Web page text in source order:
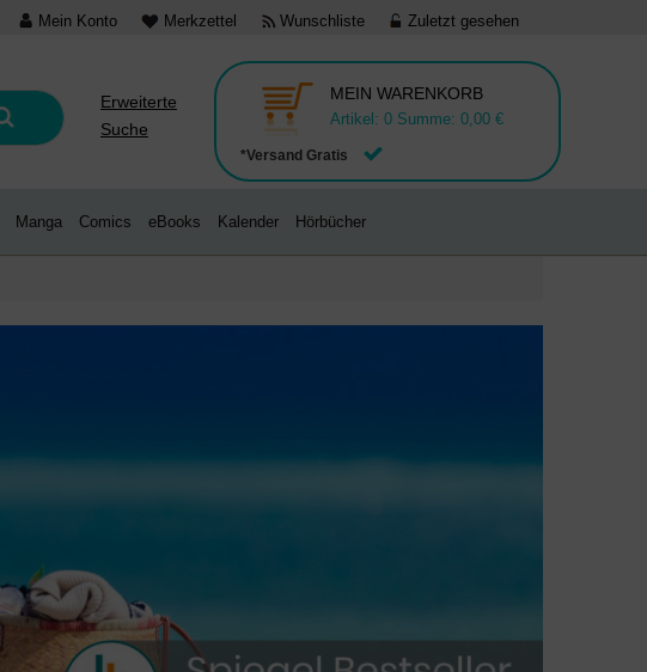
Mein Konto Merkzettel Wunschliste Zuletzt gesehen
Erweiterte
Suche
*Versand Gratis
MEIN WARENKORB
Artikel: 0 Summe: 0,00 €
Manga Comics eBooks Kalender Hörbücher